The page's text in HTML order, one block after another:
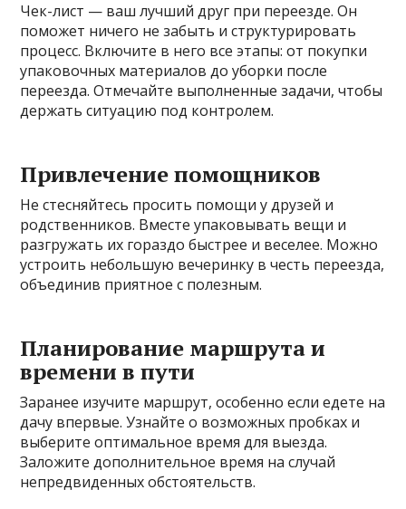
Чек-лист — ваш лучший друг при переезде. Он
поможет ничего не забыть и структурировать
процесс. Включите в него все этапы: от покупки
упаковочных материалов до уборки после
переезда. Отмечайте выполненные задачи, чтобы
держать ситуацию под контролем.
Привлечение помощников
Не стесняйтесь просить помощи у друзей и
родственников. Вместе упаковывать вещи и
разгружать их гораздо быстрее и веселее. Можно
устроить небольшую вечеринку в честь переезда,
объединив приятное с полезным.
Планирование маршрута и
времени в пути
Заранее изучите маршрут, особенно если едете на
дачу впервые. Узнайте о возможных пробках и
выберите оптимальное время для выезда.
Заложите дополнительное время на случай
непредвиденных обстоятельств.